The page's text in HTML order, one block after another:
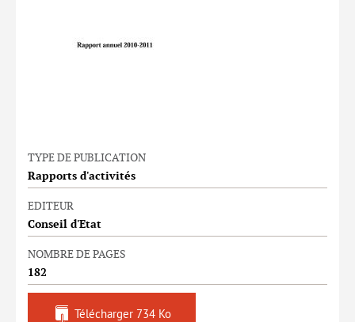
TYPE DE PUBLICATION
Rapports d'activités
EDITEUR
Conseil d'Etat
NOMBRE DE PAGES
182
Télécharger 734 Ko